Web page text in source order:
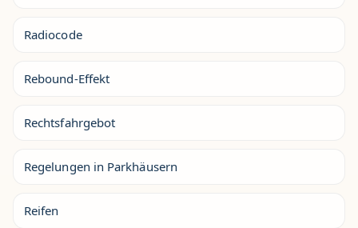
Radiocode
Rebound-Effekt
Rechtsfahrgebot
Regelungen in Parkhäusern
Reifen